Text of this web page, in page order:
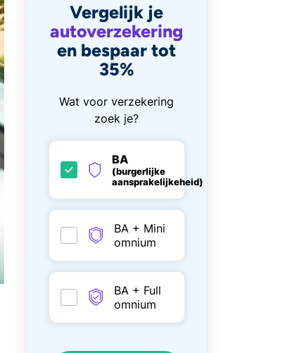
Vergelijk je
autoverzekering
en bespaar tot
35%
Wat voor verzekering
zoek je?
BA
(burgerlijke
aansprakelijkeheid)
BA + Mini
omnium
BA + Full
omnium